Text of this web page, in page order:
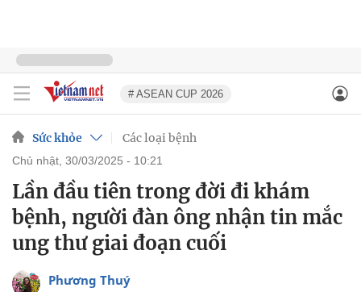
# ASEAN CUP 2026
Sức khỏe Các loại bệnh
chủ nhật, 30/03/2025 - 10:21
Lần đầu tiên trong đời đi khám
bệnh, người đàn ông nhận tin mắc
ung thư giai đoạn cuối
Phương Thuý